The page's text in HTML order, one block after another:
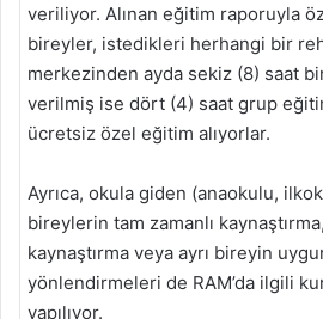
veriliyor. Alınan eğitim raporuyla
bireyler, istedikleri herhangi bir
merkezinden ayda sekiz (8) saat
verilmiş ise dört (4) saat grup
ücretsiz özel eğitim alıyorlar.
Ayrıca, okula giden (anaokulu,
bireylerin tam zamanlı
kaynaştırma veya ayrı bireyin
yönlendirmeleri de RAM’da ilgili
yapılıyor.